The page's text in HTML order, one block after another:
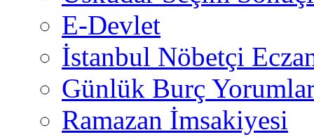
E-Devlet
İstanbul Nöbetçi
Günlük Burç
Ramazan İmsakiyesi